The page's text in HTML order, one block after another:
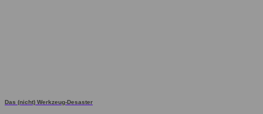
Das (nicht) Werkzeug-Desaster